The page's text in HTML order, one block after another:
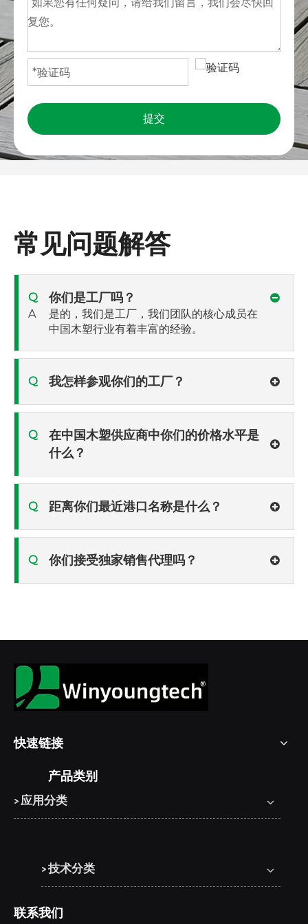
提交
常见问题解答
Q 你们是工厂吗？
A
是的，我们是工厂，我们团队的核心成员在
中国木塑行业有着丰富的经验。
Q 我怎样参观你们的工厂？
Q
在中国木塑供应商中你们的价格水平是
什么？
Q 距离你们最近港口名称是什么？
Q 你们接受独家销售代理吗？
快速链接
产品类别
> 应用分类
> 技术分类
联系我们